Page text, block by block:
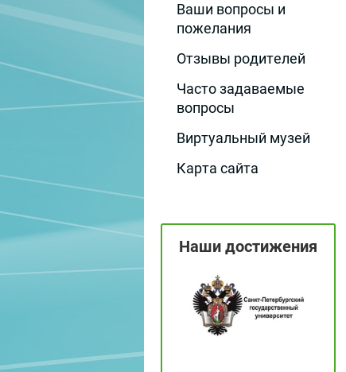
Ваши вопросы и
пожелания
Отзывы родителей
Часто задаваемые
вопросы
Виртуальный музей
Карта сайта
Наши достижения